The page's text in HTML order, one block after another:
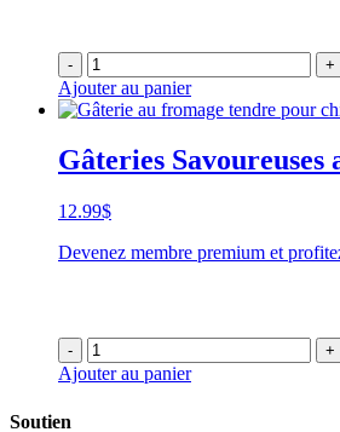
- +
Ajouter au panier
Gâteries
12.99$
Devenez membre premium et
- +
Ajouter au panier
Soutien